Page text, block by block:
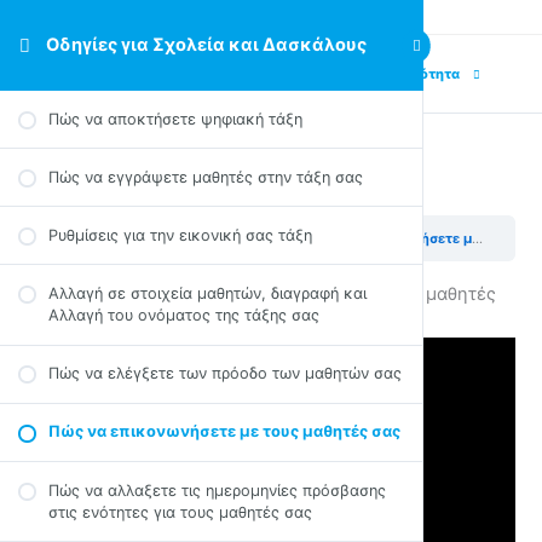
Οδηγίες για Σχολεία και Δασκάλους
Πώς να αποκτήσετε ψηφιακή τάξη
Πώς να εγγράψετε μαθητές στην τάξη σας
Ρυθμίσεις για την εικονική σας τάξη
Αλλαγή σε στοιχεία μαθητών, διαγραφή και
Αλλαγή του ονόματος της τάξης σας
Πώς να ελέγξετε των πρόοδο των μαθητών σας
Πώς να επικονωνήσετε με τους μαθητές σας
Πώς να αλλαξετε τις ημερομηνίες πρόσβασης
στις ενότητες για τους μαθητές σας
Next Ενότητα
Πώς να επικονωνήσετε με τους μαθητές σας
Οδηγίες για Σχολεία και Δασκάλους Πώς να επικονωνήσετε με τους μαθητές σας
Για να βγάλετε ανακοινώσεις προς όλους τους μαθητές
σας χρησιμοποιήστε το chat